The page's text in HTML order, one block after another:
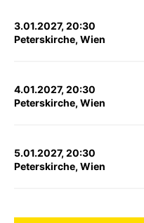
3.01.2027, 20:30
Peterskirche, Wien
4.01.2027, 20:30
Peterskirche, Wien
5.01.2027, 20:30
Peterskirche, Wien